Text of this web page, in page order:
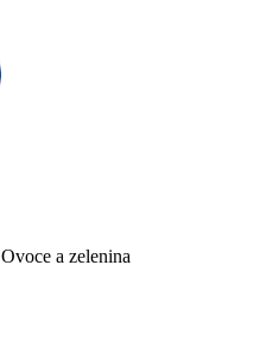
Ovoce a zelenina